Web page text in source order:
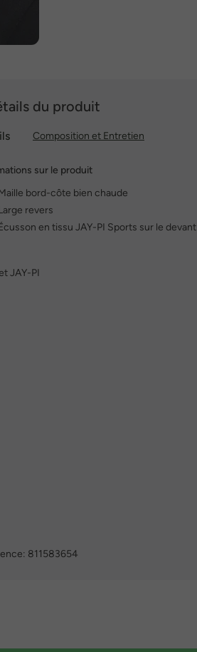
du produit
Composition et Entretien
sur le produit
bord-côte bien chaude
revers
en tissu JAY-PI Sports sur le devant
JAY-PI
811583654